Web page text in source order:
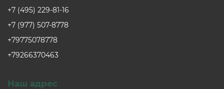
+7 (495) 229-81-16
+7 (977) 507-8778
+79775078778
+79266370463
Наш адрес